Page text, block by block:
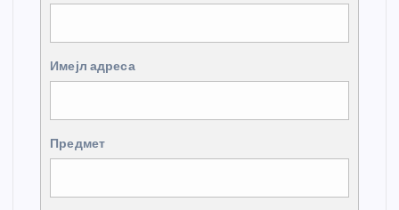
Имејл адреса
Предмет